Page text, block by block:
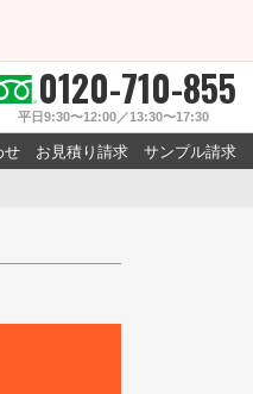
0120-710-855
平日9:30〜12:00／13:30〜17:30
せ お見積り請求 サンプル請求